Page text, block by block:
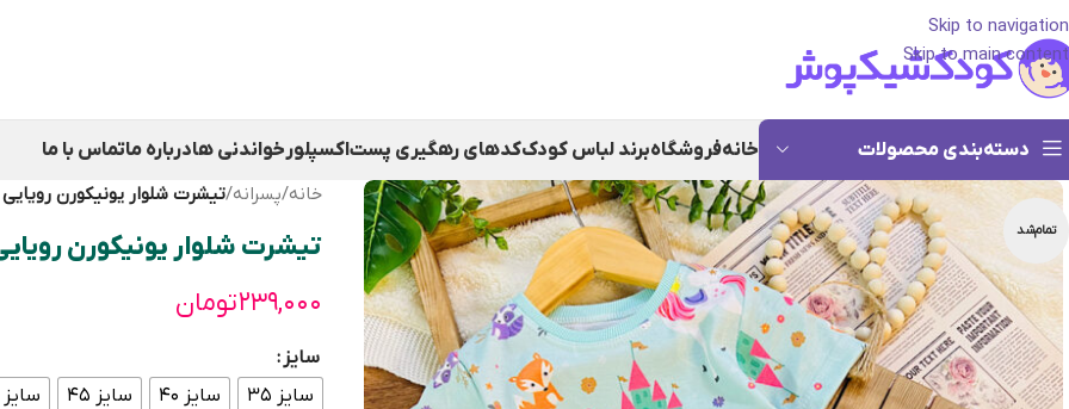
Skip to navigation
Skip to main content
دسته‌بندی محصولات خانهفروشگاهبرند لباس کودککدهای رهگیری پستاکسپلورخواندنی هادرباره ماتماس با ما
تمام‌شد
خانه/پسرانه/تیشرت شلوار یونیکورن رویایی
تیشرت شلوار یونیکورن
۲۳۹,۰۰۰تومان
سایز
سایز ۳۵
سایز ۴۰ سایز ۴۵ سایز ۵۰